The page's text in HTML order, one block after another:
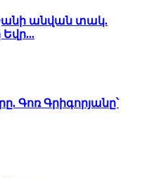
անվան տակ.
Գոռ Գրիգորյանը՝